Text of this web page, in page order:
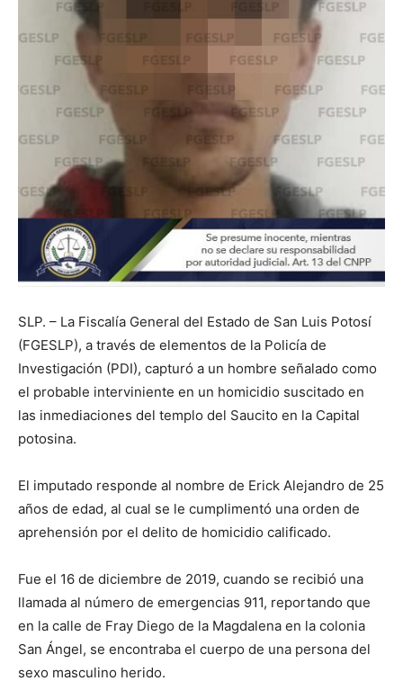
SLP. – La Fiscalía General del Estado de San Luis Potosí
(FGESLP), a través de elementos de la Policía de
Investigación (PDI), capturó a un hombre señalado como
el probable interviniente en un homicidio suscitado en
las inmediaciones del templo del Saucito en la Capital
potosina.
El imputado responde al nombre de Erick Alejandro de 25
años de edad, al cual se le cumplimentó una orden de
aprehensión por el delito de homicidio calificado.
Fue el 16 de diciembre de 2019, cuando se recibió una
llamada al número de emergencias 911, reportando que
en la calle de Fray Diego de la Magdalena en la colonia
San Ángel, se encontraba el cuerpo de una persona del
sexo masculino herido.